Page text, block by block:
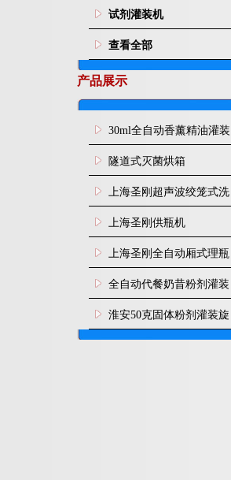
试剂灌装机
查看全部
产品展示
30ml全自动香薰精油灌装
旋盖机
隧道式灭菌烘箱
上海圣刚超声波绞笼式洗
瓶机
上海圣刚供瓶机
上海圣刚全自动厢式理瓶
机
全自动代餐奶昔粉剂灌装
生产线
淮安50克固体粉剂灌装旋
盖机